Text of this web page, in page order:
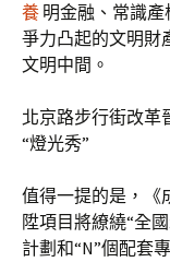
養 明金融、常識
爭力凸起的文明財
文明中間。
北京路步行街改革
“燈光秀”
值得一提的是，《
陞項目將繚繞“全
計劃和“N”個配套